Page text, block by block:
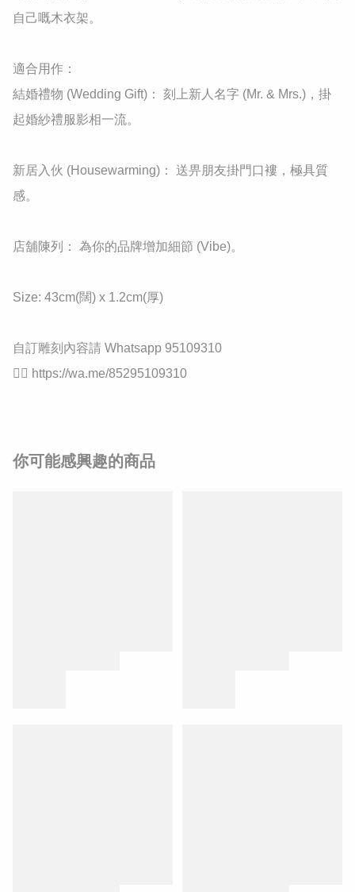
自己嘅木衣架。
適合用作：
​結婚禮物 (Wedding Gift)： 刻上新人名字 (Mr. & Mrs.)，掛
起婚紗禮服影相一流。
​新居入伙 (Housewarming)： 送畀朋友掛門口褸，極具質
感。
​店舖陳列： 為你的品牌增加細節 (Vibe)。
Size: 43cm(闊) x 1.2cm(厚)
自訂雕刻內容請 Whatsapp 95109310
👉🏻 https://wa.me/85295109310
你可能感興趣的商品